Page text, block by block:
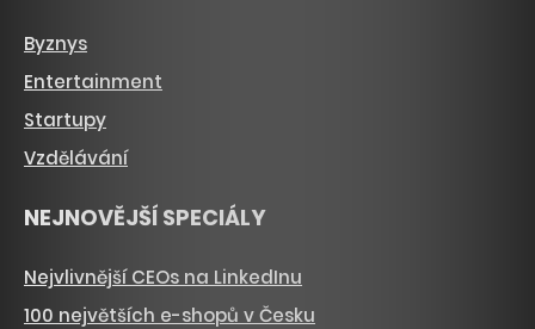
Byznys
Entertainment
Startupy
Vzdělávání
NEJNOVĚJŠÍ SPECIÁLY
Nejvlivnější CEOs na LinkedInu
100 největších e-shopů v Česku